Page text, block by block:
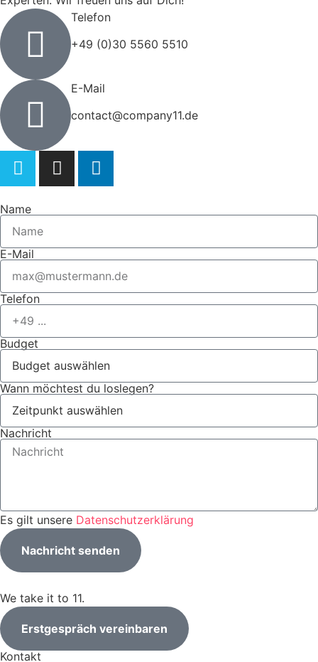
Telefon
+49 (0)30 5560 5510
E-Mail
contact@company11.de
Name
E-Mail
Telefon
Budget
Wann möchtest du loslegen?
Nachricht
Es gilt unsere Datenschutzerklärung
Nachricht senden
We take it to 11.
Erstgespräch vereinbaren
Kontakt